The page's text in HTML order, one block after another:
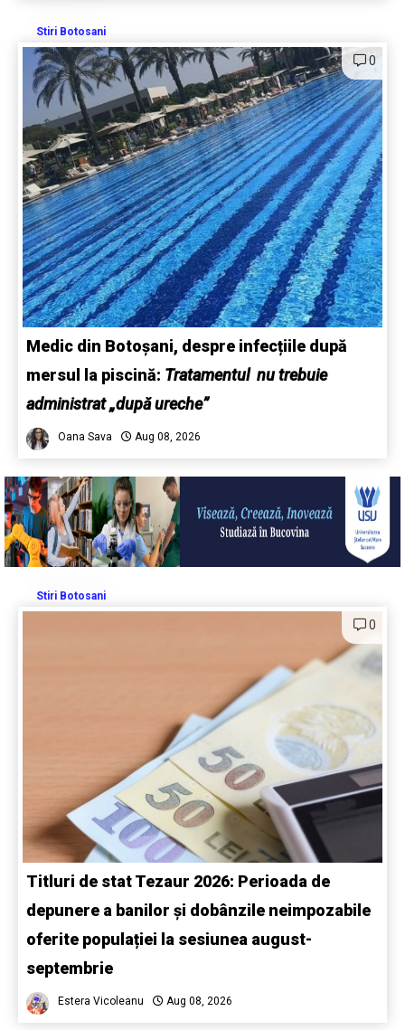
Stiri Botosani
0
Medic din Botoșani, despre infecțiile după
mersul la piscină: Tratamentul nu trebuie
administrat „după ureche”
Oana Sava Aug 08, 2026
Stiri Botosani
0
Titluri de stat Tezaur 2026: Perioada de
depunere a banilor și dobânzile neimpozabile
oferite populației la sesiunea august-
septembrie
Estera Vicoleanu Aug 08, 2026